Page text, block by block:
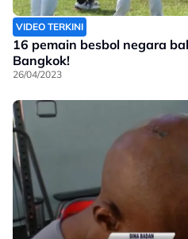
VIDEO TERKINI
16 pemain besbol negara
Bangkok!
26/04/2023